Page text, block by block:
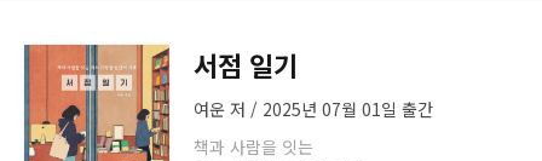
서점 일기
여운 저 / 2025년 07월 01일 출간
책과 사람을 잇는